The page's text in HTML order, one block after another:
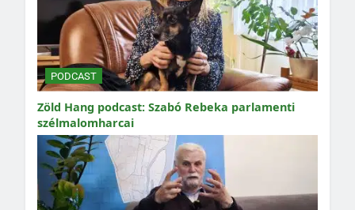
PODCAST
Zöld Hang podcast: Szabó Rebeka parlamenti
szélmalomharcai